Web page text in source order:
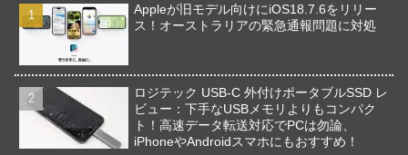
Appleが旧モデル向けにiOS18.7.6をリリー
ス！オーストラリアの緊急通報問題に対処
ロジテック USB-C 外付けポータブルSSD レ
ビュー：下手なUSBメモリよりもコンパク
ト！高速データ転送対応でPCは勿論、
iPhoneやAndroidスマホにもおすすめ！